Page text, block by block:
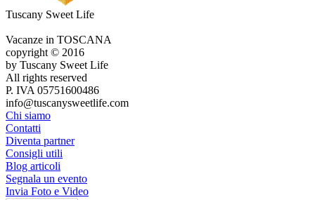
Tuscany Sweet Life
Vacanze in TOSCANA
copyright © 2016
by Tuscany Sweet Life
All rights reserved
P. IVA 05751600486
info@tuscanysweetlife.com
Chi siamo
Contatti
Diventa partner
Consigli utili
Blog articoli
Segnala un evento
Invia Foto e Video